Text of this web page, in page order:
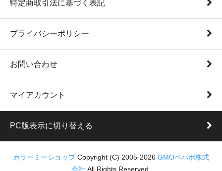
特定商取引法に基づく表記
プライバシーポリシー
お問い合わせ
マイアカウント
PC版表示に切り替える
カラーミーショップ Copyright (C) 2005-2026 GMOペパボ株式
会社 All Rights Reserved.